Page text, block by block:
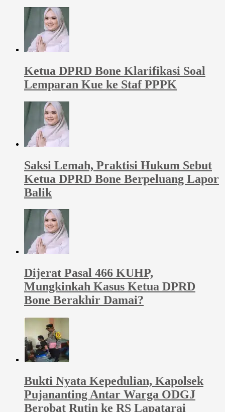
Ketua DPRD Bone Klarifikasi Soal
Lemparan Kue ke Staf PPPK
Saksi Lemah, Praktisi Hukum Sebut
Ketua DPRD Bone Berpeluang Lapor
Balik
Dijerat Pasal 466 KUHP,
Mungkinkah Kasus Ketua DPRD
Bone Berakhir Damai?
Bukti Nyata Kepedulian, Kapolsek
Pujananting Antar Warga ODGJ
Berobat Rutin ke RS Lapatarai